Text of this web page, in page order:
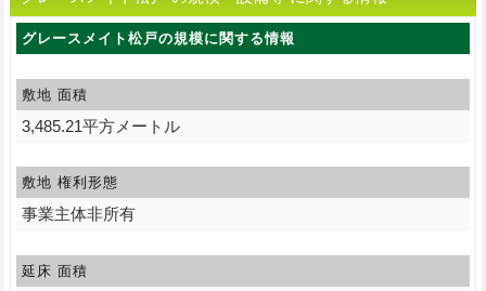
グレースメイト松戸の規模に関する情報
敷地 面積
3,485.21平方メートル
敷地 権利形態
事業主体非所有
延床 面積